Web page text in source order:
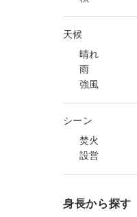
天候
晴れ
雨
強風
シーン
焚火
設営
身長から探す